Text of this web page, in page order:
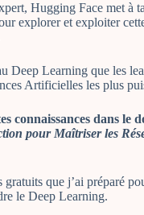
Hugging Face met à
explorer et exploiter
Deep Learning que les
Artificielles les plus
connaissances dans le
pour Maîtriser les
que j’ai préparé
le Deep Learning.